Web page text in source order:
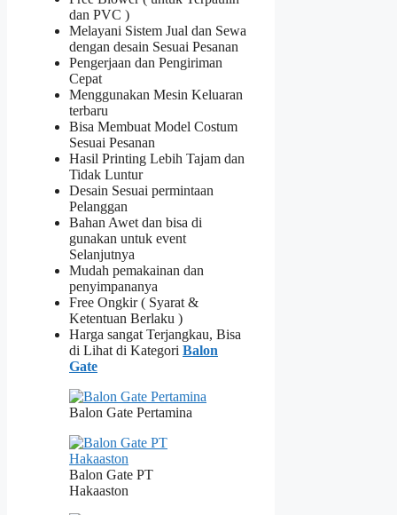
dan PVC )
Melayani Sistem Jual dan Sewa
dengan desain Sesuai Pesanan
Pengerjaan dan Pengiriman
Cepat
Menggunakan Mesin Keluaran
terbaru
Bisa Membuat Model Costum
Sesuai Pesanan
Hasil Printing Lebih Tajam dan
Tidak Luntur
Desain Sesuai permintaan
Pelanggan
Bahan Awet dan bisa di
gunakan untuk event
Selanjutnya
Mudah pemakainan dan
penyimpananya
Free Ongkir ( Syarat &
Ketentuan Berlaku )
Harga sangat Terjangkau, Bisa
di Lihat di Kategori Balon
Gate
Balon Gate Pertamina
Balon Gate PT
Hakaaston